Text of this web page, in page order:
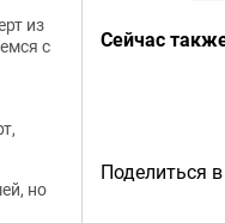
Сейчас
Поделиться
из
с
но